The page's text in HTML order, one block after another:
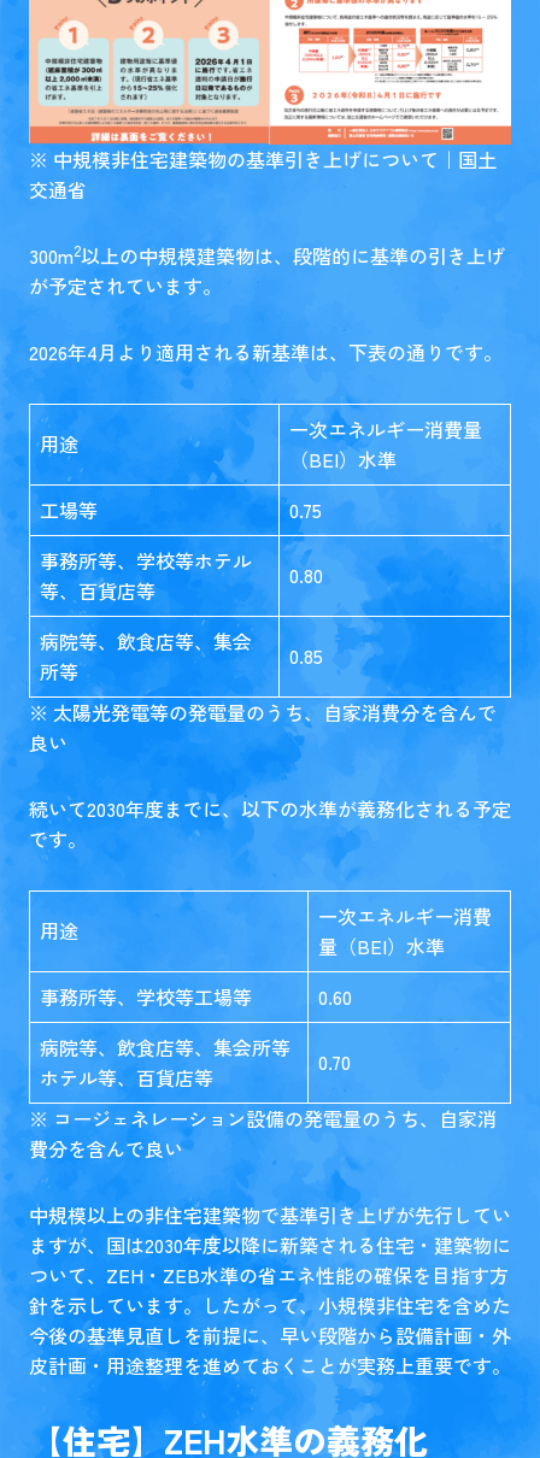
※ 中規模非住宅建築物の基準引き上げについて｜国土
交通省
300m2以上の中規模建築物は、段階的に基準の引き上げ
が予定されています。
2026年4月より適用される新基準は、下表の通りです。
用途
一次エネルギー消費量
（BEI）水準
工場等
0.75
事務所等、学校等ホテル
等、百貨店等
0.80
病院等、飲食店等、集会
所等
0.85
※ 太陽光発電等の発電量のうち、自家消費分を含んで
良い
続いて2030年度までに、以下の水準が義務化される予定
です。
用途
一次エネルギー消費
量（BEI）水準
事務所等、学校等工場等
0.60
病院等、飲食店等、集会所等
ホテル等、百貨店等
0.70
※ コージェネレーション設備の発電量のうち、自家消
費分を含んで良い
中規模以上の非住宅建築物で基準引き上げが先行してい
ますが、国は2030年度以降に新築される住宅・建築物に
ついて、ZEH・ZEB水準の省エネ性能の確保を目指す方
針を示しています。したがって、小規模非住宅を含めた
今後の基準見直しを前提に、早い段階から設備計画・外
皮計画・用途整理を進めておくことが実務上重要です。
【住宅】ZEH水準の義務化